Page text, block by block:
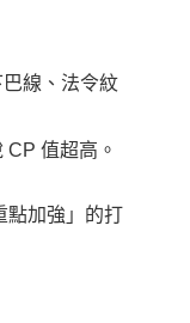
線、法令紋
CP 值超高。
點加強」的打